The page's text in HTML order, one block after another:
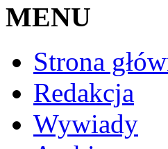
MENU
Strona
Redakcja
Wywiady